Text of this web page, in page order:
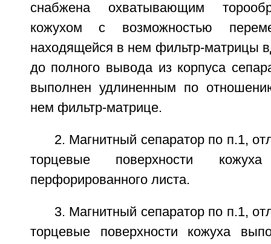
снабжена охватывающим
кожухом с возможностью
находящейся в нем фильтр-матрицы
до полного вывода из корпуса
выполнен удлиненным по
нем фильтр-матрице.
2. Магнитный сепаратор по п.1,
торцевые поверхности
перфорированного листа.
3. Магнитный сепаратор по п.1,
торцевые поверхности кожуха